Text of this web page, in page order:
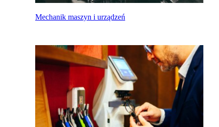
Mechanik maszyn i urządzeń